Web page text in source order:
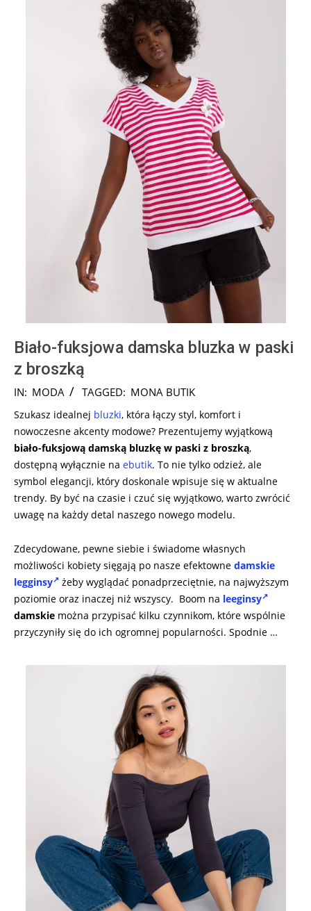
Biało-fuksjowa damska bluzka w paski
z broszką
2024-
12
IN: MODA TAGGED: MONA BUTIK
Szukasz idealnej bluzki, która łączy styl, komfort i
nowoczesne akcenty modowe? Prezentujemy wyjątkową
biało-fuksjową damską bluzkę w paski z broszką,
dostępną wyłącznie na ebutik. To nie tylko odzież, ale
symbol elegancji, który doskonale wpisuje się w aktualne
trendy. By być na czasie i czuć się wyjątkowo, warto zwrócić
uwagę na każdy detal naszego nowego modelu.
Zdecydowane, pewne siebie i świadome własnych
możliwości kobiety sięgają po nasze efektowne damskie
legginsy
żeby wyglądać ponadprzeciętnie, na najwyższym
poziomie oraz inaczej niż wszyscy. Boom na leeginsy
damskie można przypisać kilku czynnikom, które wspólnie
przyczyniły się do ich ogromnej popularności. Spodnie …